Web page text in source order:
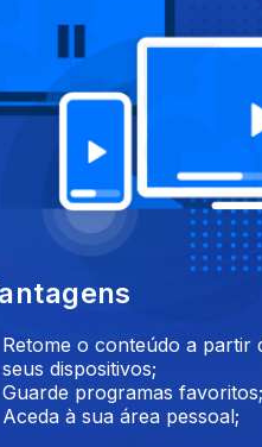
Presidente da Confederação
tiveram impacto no turismo
declarações por
da Ordem dos
declarações por liquidar.
favorável à subida
defende que com a
que, quando existem
Retome o conteúdo a partir
seus dispositivos;
Guarde programas favoritos;
Aceda à sua área pessoal;